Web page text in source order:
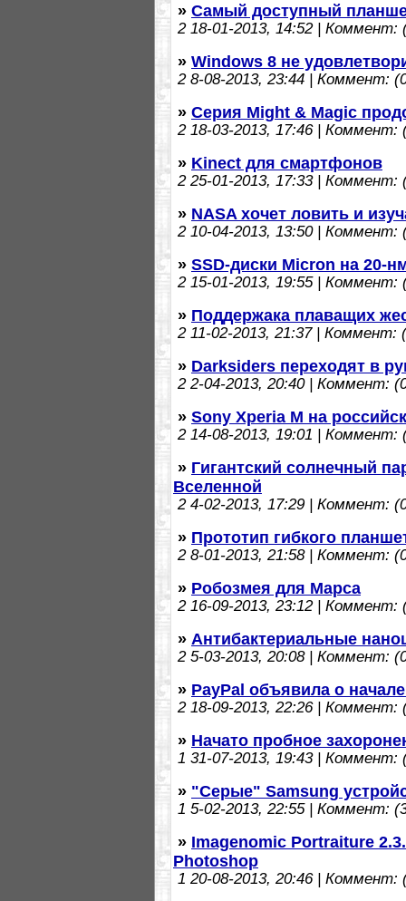
» Самый доступный
218-01-2013, 14:52 | Коммент:
» Windows 8 не
28-08-2013, 23:44 | Коммент:
» Серия Might & Magic
218-03-2013, 17:46 | Коммент:
» Kinect для смартфонов
225-01-2013, 17:33 | Коммент:
» NASA хочет ловить и
210-04-2013, 13:50 | Коммент:
» SSD-диски Micron на 20-
215-01-2013, 19:55 | Коммент:
» Поддержака плаващих
211-02-2013, 21:37 | Коммент:
» Darksiders переходят в
22-04-2013, 20:40 | Коммент:
» Sony Xperia M на
214-08-2013, 19:01 | Коммент:
» Гигантский солнечный
Вселенной
24-02-2013, 17:29 | Коммент:
» Прототип гибкого
28-01-2013, 21:58 | Коммент:
» Робозмея для Марса
216-09-2013, 23:12 | Коммент:
» Антибактериальные
25-03-2013, 20:08 | Коммент:
» PayPal объявила о
218-09-2013, 22:26 | Коммент:
» Начато пробное
1 31-07-2013, 19:43 | Коммент:
» "Серые" Samsung
1 5-02-2013, 22:55 | Коммент:
» Imagenomic Portraiture
Photoshop
1 20-08-2013, 20:46 | Коммент: